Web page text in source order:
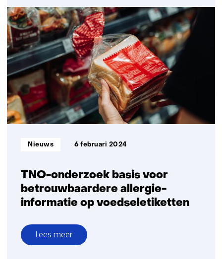
TNO
ontdekt
nieuwe
methode
voor
diagnose
leverziekte
TNO-onderzoek basis voor
betrouwbaardere allergie-
informatie op voedseletiketten
Informatietype:
Nieuws 6 februari 2024
Lees meer
over